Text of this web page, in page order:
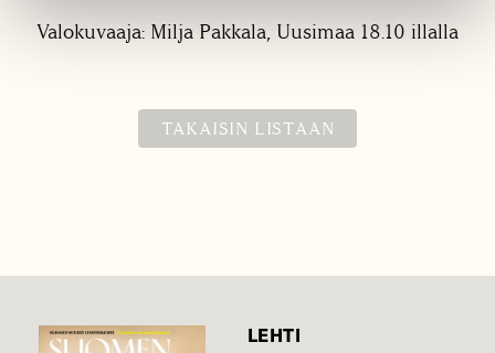
Valokuvaaja: Milja Pakkala, Uusimaa 18.10 illalla
TAKAISIN LISTAAN
LEHTI